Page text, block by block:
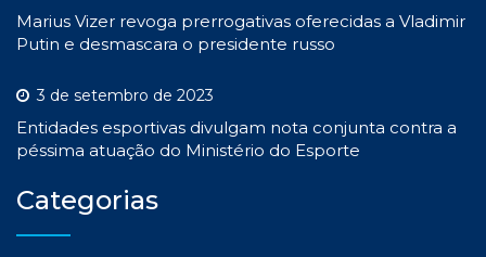
Marius Vizer revoga prerrogativas oferecidas a Vladimir
Putin e desmascara o presidente russo
3 de setembro de 2023
Entidades esportivas divulgam nota conjunta contra a
péssima atuação do Ministério do Esporte
Categorias